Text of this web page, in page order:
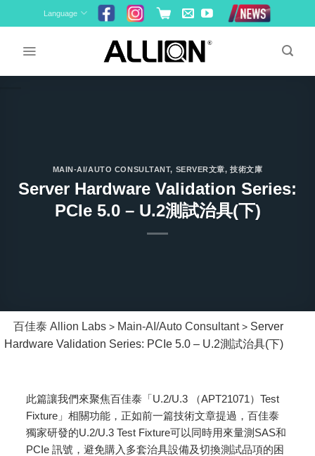
to
Language
MAIN-AI/AUTO CONSULTANT, SERVER文章,技術文庫
Server Hardware Validation Series:
PCIe 5.0 – U.2測試治具(下)
百佳泰 Allion Labs > Main-AI/Auto Consultant> Server
Hardware Validation Series: PCIe 5.0 – U.2測試治具(下)
此篇讓我們來聚焦百佳泰「U.2/U.3 （APT21071）Test
Fixture」相關功能，正如前一篇技術文章提過，百佳泰
獨家研發的U.2/U.3 Test Fixture可以同時用來量測SAS和
PCIe 訊號，避免購入多套治具設備及切換測試品項的困